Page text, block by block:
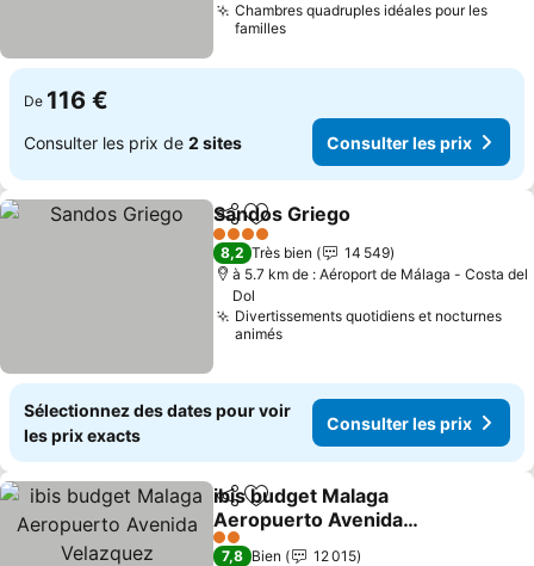
Chambres quadruples idéales pour les
familles
De 116 €
Consulter les prix de 2 sites Consulter les prix
PartagerAjouter à mes favoris
Sandos Griego
4 Étoiles
8,2 Très bien
14 549
à 5.7 km de : Aéroport de Málaga - Costa del
Dol
Divertissements quotidiens et nocturnes
animés
Sélectionnez des dates pour voir
les prix exacts
Consulter les prix
PartagerAjouter à mes favoris
ibis budget Malaga
Aeropuerto Avenida
Velazquez
2 Étoiles
7,8 Bien
12 015